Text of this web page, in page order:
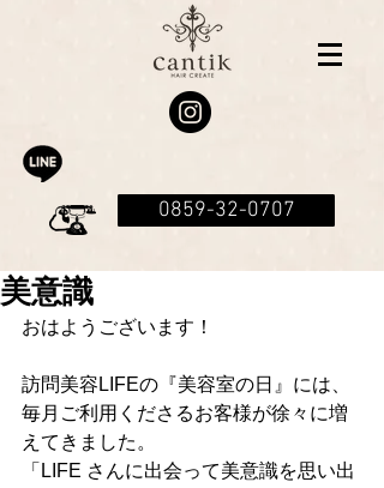
0859-32-0707
美意識
おはようございます！
訪問美容LIFEの『美容室の日』には、
毎月ご利用くださるお客様が徐々に増
えてきました。
「LIFE さんに出会って美意識を思い出